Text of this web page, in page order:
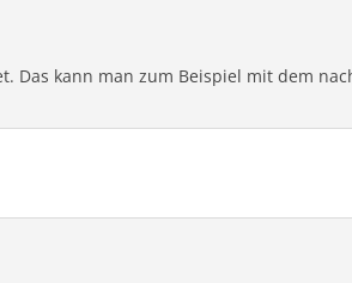
Das kann man zum Beispiel mit dem